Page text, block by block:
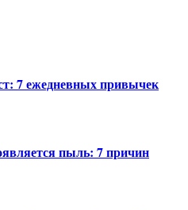
7 ежедневных привычек
пыль: 7 причин